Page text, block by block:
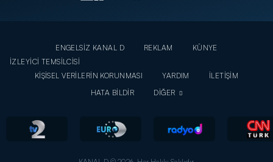
ENGELSİZ KANAL D REKLAM
KÜNYE
İZLEYİCİ TEMSİLCİSİ
KİŞİSEL VERİLERİN KORUNMASI
YARDIM
İLETİŞİM
HATA BİLDİR
DİĞER